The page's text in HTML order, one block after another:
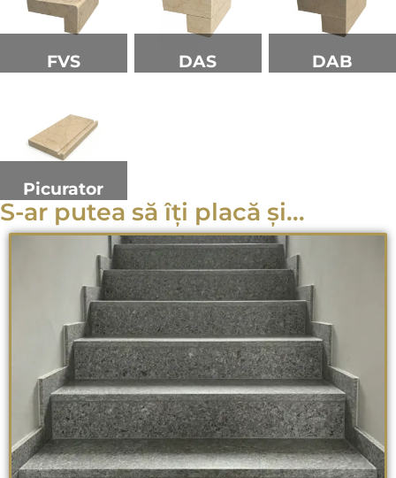
FVS DAS DAB
Picurator
S-ar putea să îți placă și...